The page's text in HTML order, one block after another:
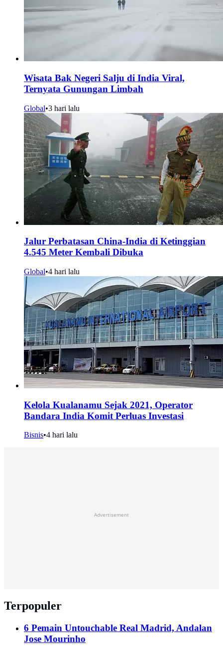
Wisata Bak Negeri Salju di India Viral,
Ternyata Gunungan Limbah
Global•3 hari lalu
Jalur Perbatasan China-India di Ketinggian
4.545 Meter Kembali Dibuka
Global•4 hari lalu
Kelola Kualanamu Sejak 2021, Operator
Bandara India Komit Perluas Investasi
Bisnis•4 hari lalu
Advertisement
Terpopuler
6 Pemain Untouchable Real Madrid, Andalan
Jose Mourinho